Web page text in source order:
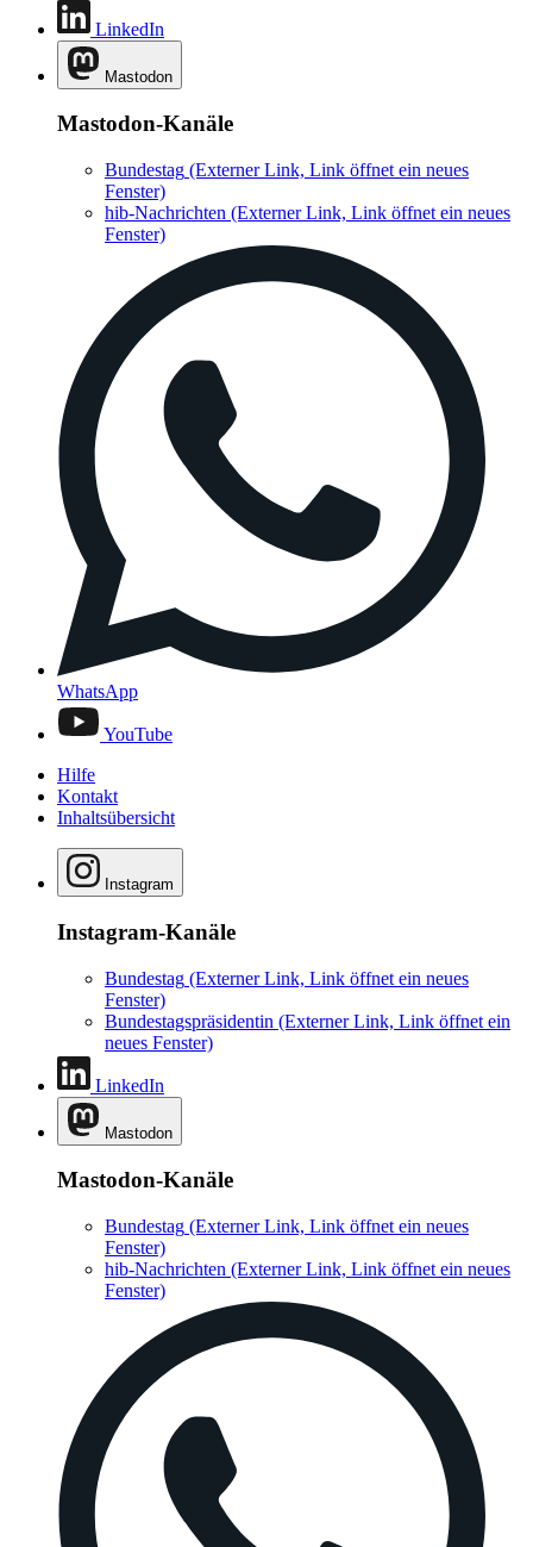
LinkedIn
Mastodon
Mastodon-Kanäle
Bundestag (Externer Link, Link öffnet ein neues
Fenster)
hib-Nachrichten (Externer Link, Link öffnet ein neues
Fenster)
WhatsApp
YouTube
Hilfe
Kontakt
Inhaltsübersicht
Instagram
Instagram-Kanäle
Bundestag (Externer Link, Link öffnet ein neues
Fenster)
Bundestagspräsidentin (Externer Link, Link öffnet ein
neues Fenster)
LinkedIn
Mastodon
Mastodon-Kanäle
Bundestag (Externer Link, Link öffnet ein neues
Fenster)
hib-Nachrichten (Externer Link, Link öffnet ein neues
Fenster)